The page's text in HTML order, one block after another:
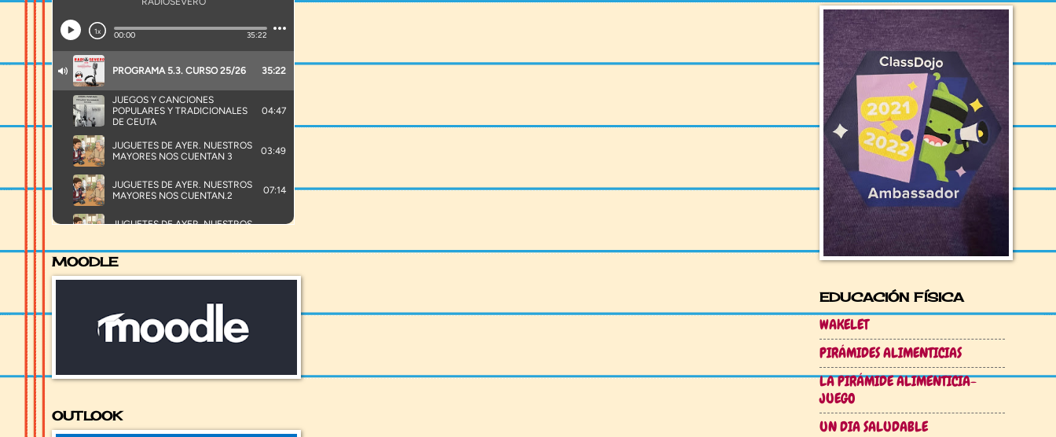
MOODLE
OUTLOOK
EDUCACIÓN FÍSICA
WAKELET
PIRÁMIDES ALIMENTICIAS
LA PIRÁMIDE ALIMENTICIA-
JUEGO
UN DIA SALUDABLE